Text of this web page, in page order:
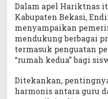
Dalam apel Hariktnas
Kabupaten Bekasi,
menyampaikan
mendukung berbagai
termasuk penguatan
“rumah kedua” bagi
Ditekankan,
harmonis antara guru